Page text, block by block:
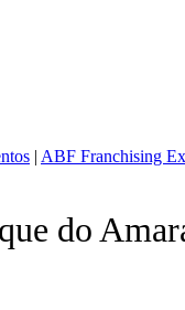
| ABF Franchising
do